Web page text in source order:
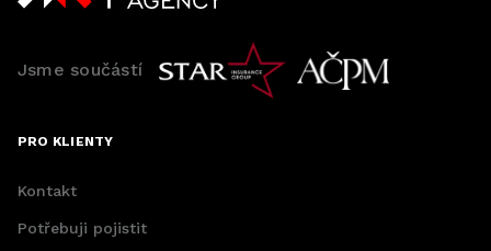
Jsme součástí
PRO KLIENTY
Kontakt
Potřebuji pojistit